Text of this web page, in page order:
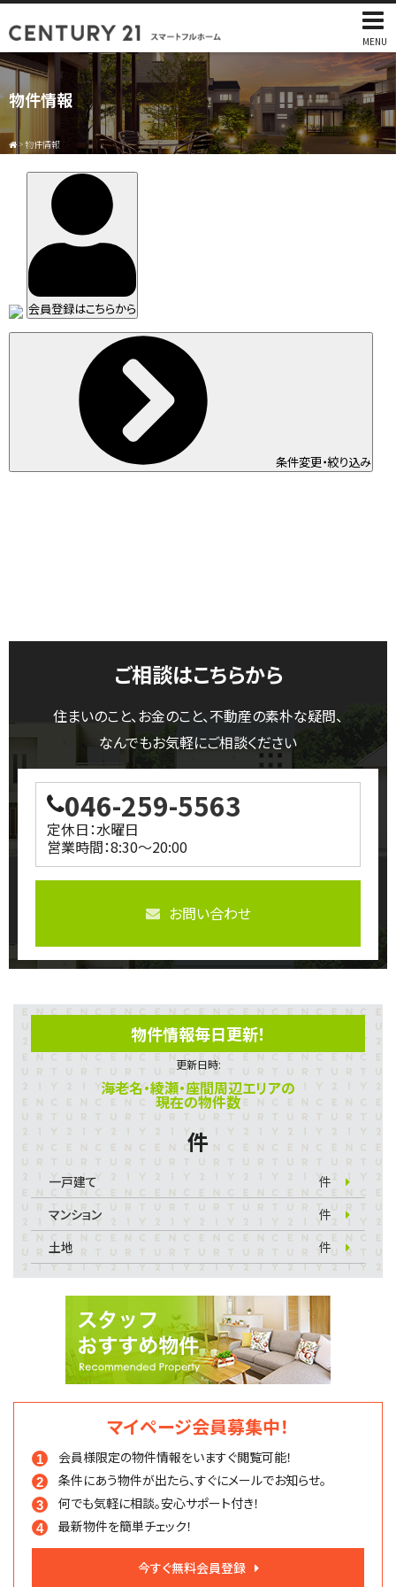
MENU
物件情報
>物件情報
会員登録はこちらから
条件変更・絞り込み
ご相談はこちらから
住まいのこと、お金のこと、不動産の素朴な疑問、
なんでもお気軽にご相談ください
046-259-5563
定休日：水曜日
営業時間：8:30～20:00
お問い合わせ
物件情報毎日更新！
更新日時:
海老名・綾瀬・座間周辺エリアの
現在の物件数
件
一戸建て
件
マンション
件
土地
件
マイページ会員募集中！
会員様限定の物件情報をいますぐ閲覧可能！
条件にあう物件が出たら、すぐにメールでお知らせ。
何でも気軽に相談。安心サポート付き！
最新物件を簡単チェック！
今すぐ無料会員登録